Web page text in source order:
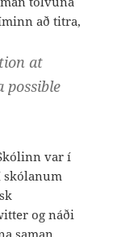
að titra,
at
possible
var í
og náði